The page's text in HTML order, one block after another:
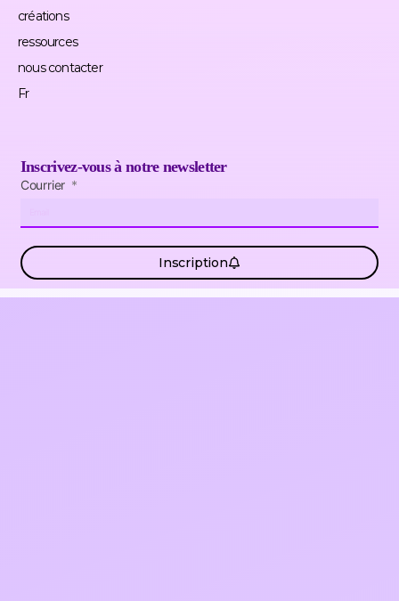
créations
ressources
nous contacter
Fr
Inscrivez-vous à notre newsletter
Courrier
Inscription